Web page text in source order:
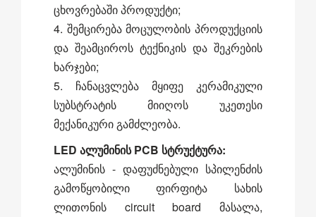
ცხოვრებაში პროდუქტი;
4. შემცირება მოცულობის პროდუქციის
და შეამციროს ტექნიკის და შეკრების
ხარჯები;
5. ჩანაცვლება მყიფე კერამიკული
სუბსტრატის მიიღოს უკეთესი
მექანიკური გამძლეობა.
LED ალუმინის PCB სტრუქტურა:
ალუმინის - დაფუძნებული სპილენძის
გამოწყობილი ფირფიტა სახის
ლითონის circuit board მასალა,